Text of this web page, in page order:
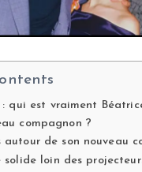
: qui est vraiment
compagnon ?
autour de son nouveau
solide loin des